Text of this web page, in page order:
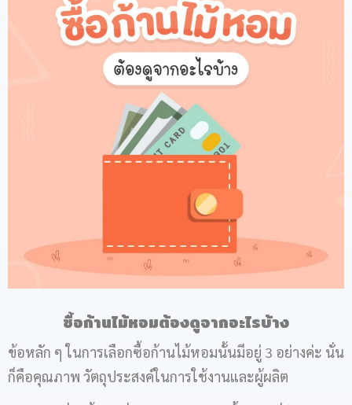
ซื้อก้านไม้หอมต้องดูจากอะไรบ้าง
ข้อหลัก ๆ ในการเลือกซื้อก้านไม้หอมนั้นมีอยู่ 3 อย่างค่ะ นั่น
ก็คือคุณภาพ วัตถุประสงค์ในการใช้งานและผู้ผลิต